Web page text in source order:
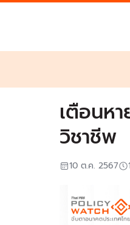
เตือนห
วิชาชีพ
10 ต.ค. 2567